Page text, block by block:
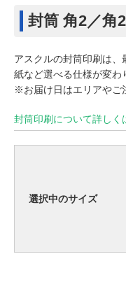
封筒 角2／角
アスクルの封筒印刷は
紙など選べる仕様が変
※お届け日はエリアやご
封筒印刷について詳し
選択中のサイズ